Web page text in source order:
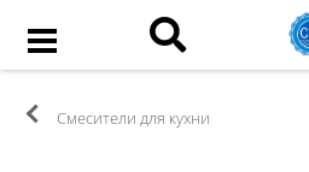
Смесители для кухни